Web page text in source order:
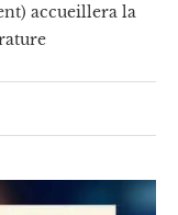
accueillera la